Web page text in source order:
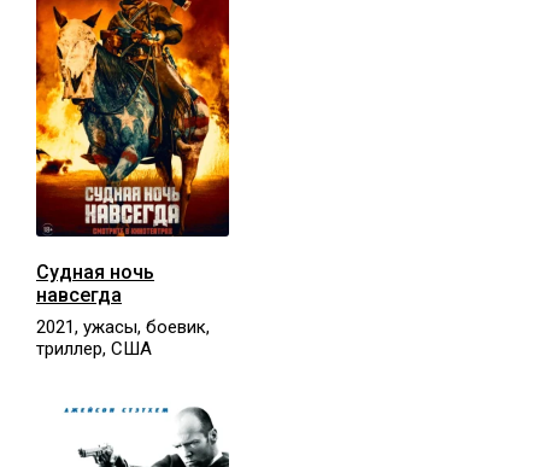
Судная ночь
навсегда
2021, ужасы, боевик,
триллер, США